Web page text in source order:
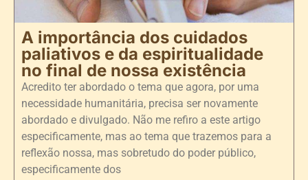
A importância dos cuidados
paliativos e da espiritualidade
no final de nossa existência
Acredito ter abordado o tema que agora, por uma
necessidade humanitária, precisa ser novamente
abordado e divulgado. Não me refiro a este artigo
especificamente, mas ao tema que trazemos para a
reflexão nossa, mas sobretudo do poder público,
especificamente dos